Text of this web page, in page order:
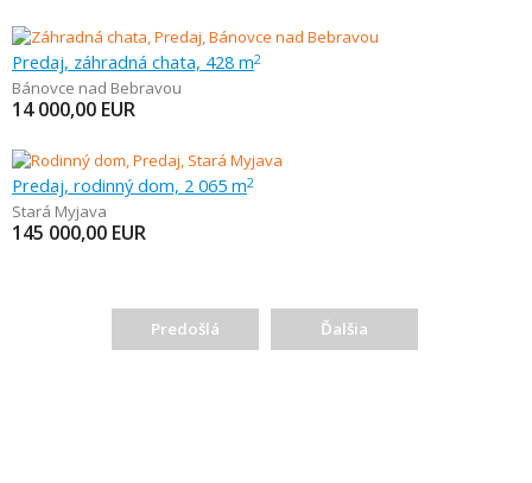
Predaj, záhradná chata, 428 m2
Bánovce nad Bebravou
14 000,00 EUR
Predaj, rodinný dom, 2 065 m2
Stará Myjava
145 000,00 EUR
Predošlá Ďalšia